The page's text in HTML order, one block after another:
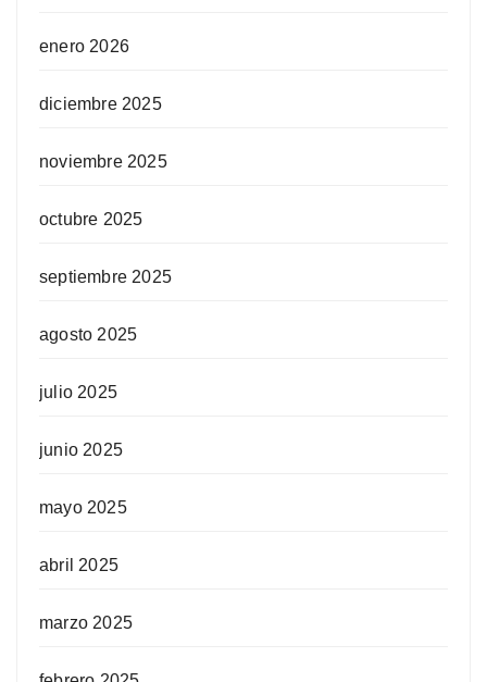
enero 2026
diciembre 2025
noviembre 2025
octubre 2025
septiembre 2025
agosto 2025
julio 2025
junio 2025
mayo 2025
abril 2025
marzo 2025